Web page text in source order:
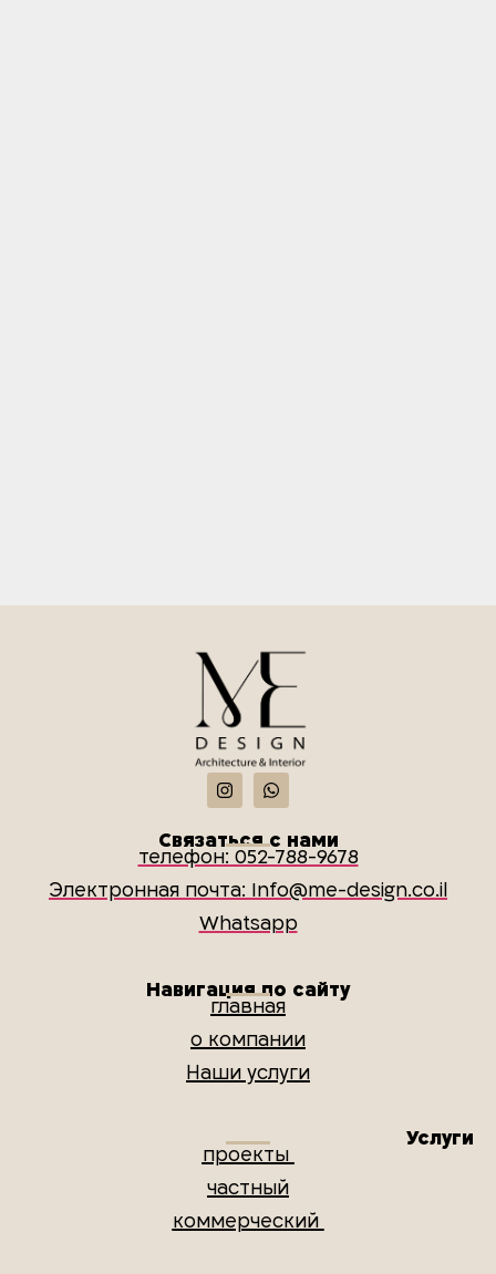
Навигация по сайту
главная
о компании
Наши услуги
Услуги
проекты
частный
коммерческий
Связаться с нами
телефон: 052-788-9678
Электронная почта: Info@me-design.co.il
Whatsapp